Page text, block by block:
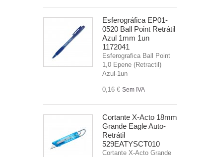
Esferográfica EP01-
0520 Ball Point Retrátil
Azul 1mm 1un
1172041
Esferografica Ball Point
1,0 Epene (Retractil)
Azul-1un
0,16 € Sem IVA
Cortante X-Acto 18mm
Grande Eagle Auto-
Retrátil
529EATYSCT010
Cortante X-Acto Grande